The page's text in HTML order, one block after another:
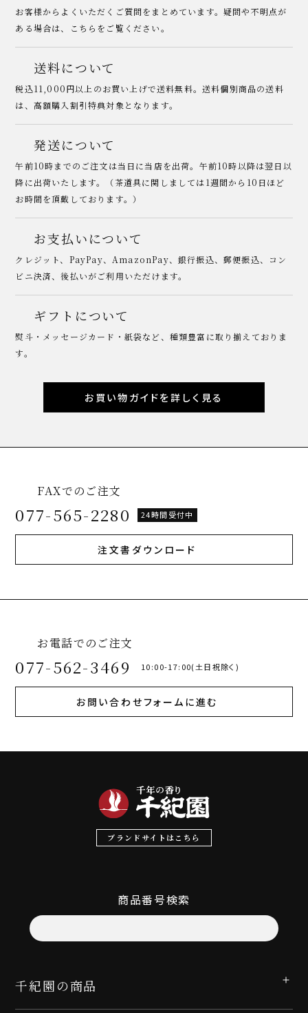
お客様からよくいただくご質問をまとめています。疑問や不明点が
ある場合は、こちらをご覧ください。
送料について
税込11,000円以上のお買い上げで送料無料。送料個別商品の送料
は、高額購入割引特典対象となります。
発送について
午前10時までのご注文は当日に当店を出荷。午前10時以降は翌日以
降に出荷いたします。（茶道具に関しましては1週間から10日ほど
お時間を頂戴しております。）
お支払いについて
クレジット、PayPay、AmazonPay、銀行振込、郵便振込、コン
ビニ決済、後払いがご利用いただけます。
ギフトについて
熨斗・メッセージカード・紙袋など、種類豊富に取り揃えておりま
す。
お買い物ガイドを詳しく見る
FAXでのご注文
077-565-2280 24時間受付中
注文書ダウンロード
お電話でのご注文
077-562-3469 10:00-17:00(土日祝除く)
お問い合わせフォームに進む
ブランドサイトはこちら
商品番号検索
千紀園の商品